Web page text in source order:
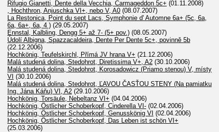
Rifugio Gianetti, Dente della Vecchia, Carmageddon 5c+ (01.11.2008)
, Hochthron, Anjuschka VI+, nebo V, A0 (08.07.2007)
La Restonica, Point du sept Lacs, Symphonie d' Automne 6a+ (5c, 6a,
6a, 6a+, 6a, 4 ) (29.05.2007)
Ennstal, Kalbling, Dengg 5+ až 7- (5+ pov.) (08.05.2007)
Údolí Albigna, Spazzacaldeira, Dente Per Dente 5c+, povinně 5b
(22.12.2006)
Hochkönig, Teufelskirchl, Přímá JV hrana V+ (21.12.2006)
Malá studená dolina, Stedohrot, Diretissima V+, A2 (30.10.2006)
Malá studená dolina, Stedohrot, Korosadowicz (Priamo stenou) V, místy
VI (30.10.2006)
Malá studená dolina, Stedohrot, ĽAVOU ČASŤOU STENY (Na pamiatku
Ing. Jána Káňu) VI, A2 (29.10.2006)
Hochkönig, Torsäule, Nebeltanz VI+ (04.04.2006)
Hochkönig, Östlicher Schoberkopf, Cinderella VI- (02.04.2006)
Hochkönig, Östlicher Schoberkopf, Genusskönig VI (02.04.2006)
Hochkönig, Östlicher Schoberkopf, Das Leben ist schön VI+
(25.03.2006)